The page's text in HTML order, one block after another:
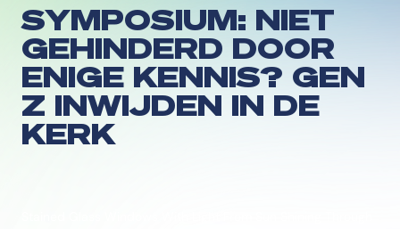
SYMPOSIUM: NIET
GEHINDERD DOOR
ENIGE KENNIS? GEN
Z INWIJDEN IN DE
KERK